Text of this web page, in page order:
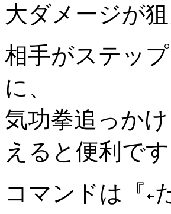
大ダメージが
相手がステッ
に、
気功拳追っか
えると便利です
コマンドは『